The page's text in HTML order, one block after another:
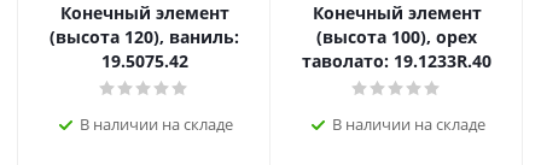
Конечный элемент
(высота 120), ваниль:
19.5075.42
В наличии на складе
Конечный элемент
(высота 100), орех
таволато: 19.1233R.40
В наличии на складе